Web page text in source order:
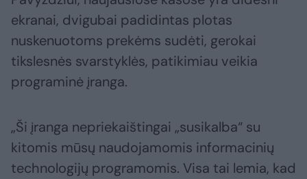
ekranai, dvigubai padidintas plotas
nuskenuotoms prekėms sudėti, gerokai
tikslesnės svarstyklės, patikimiau veikia
programinė įranga.
„Ši įranga nepriekaištingai „susikalba“ su
kitomis mūsų naudojamomis informacinių
technologijų programomis. Visa tai lemia, kad